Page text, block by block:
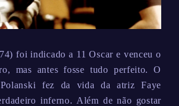
foi indicado a 11 Oscar e venceu o
mas antes fosse tudo perfeito. O
fez da vida da atriz Faye
inferno. Além de não gostar